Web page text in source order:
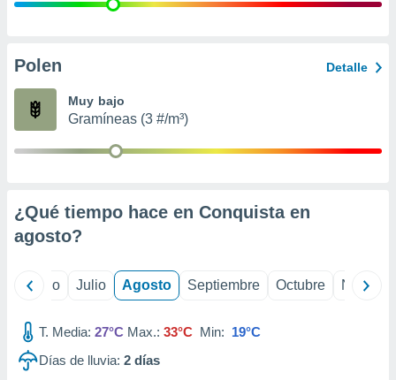
e
publicidad
Polen Detalle
Muy bajo
Gramíneas (3 #/m³)
¿Qué tiempo hace en Conquista en
agosto?
Junio Julio Agosto Septiembre Octubre
T. Media: 27°C Max.: 33°C Min: 19°C
Días de lluvia: 2 días